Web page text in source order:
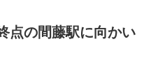
点の間藤駅に向かい